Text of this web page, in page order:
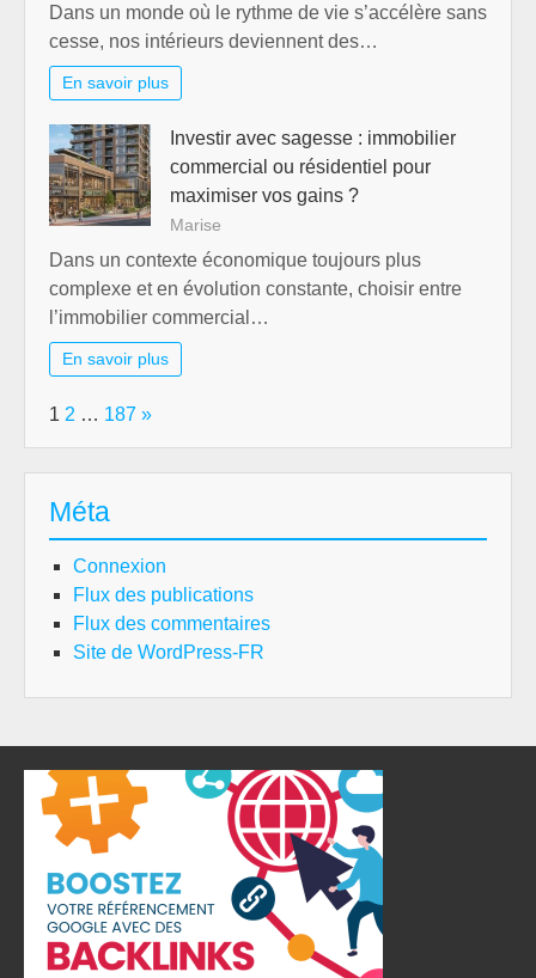
Dans un monde où le rythme de vie s’accélère sans
cesse, nos intérieurs deviennent des…
En savoir plus
Investir avec sagesse : immobilier
commercial ou résidentiel pour
maximiser vos gains ?
Marise
Dans un contexte économique toujours plus
complexe et en évolution constante, choisir entre
l’immobilier commercial…
En savoir plus
Page:
1 2 … 187 Next
»
Méta
Connexion
Flux des publications
Flux des commentaires
Site de WordPress-FR